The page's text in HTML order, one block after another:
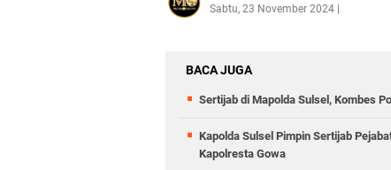
Sabtu, 23 November 2024
BACA JUGA
Sertijab di Mapolda Sulsel, Kombes
Kapolda Sulsel Pimpin Sertijab
Kapolresta Gowa